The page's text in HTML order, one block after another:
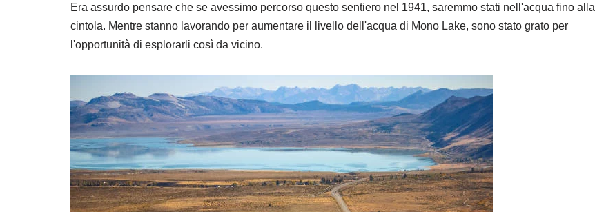
Era assurdo pensare che se avessimo percorso questo sentiero nel 1941, saremmo stati nell'acqua fino alla
cintola. Mentre stanno lavorando per aumentare il livello dell'acqua di Mono Lake, sono stato grato per
l'opportunità di esplorarli così da vicino.